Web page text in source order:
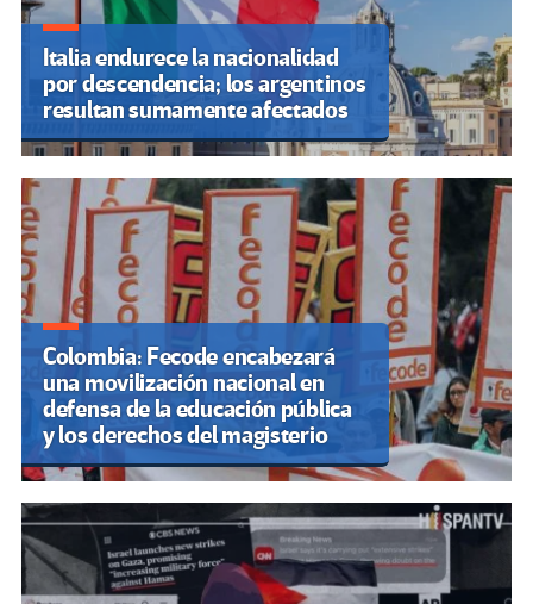
Italia endurece la nacionalidad
por descendencia; los argentinos
resultan sumamente afectados
Colombia: Fecode encabezará
una movilización nacional en
defensa de la educación pública
y los derechos del magisterio